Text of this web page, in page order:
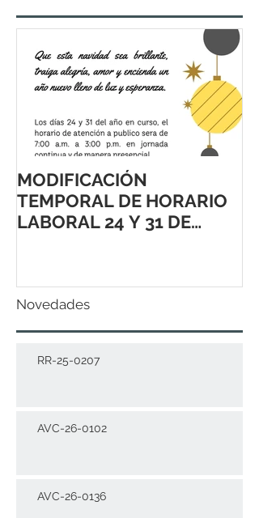
MODIFICACIÓN
TEMPORAL DE HORARIO
LABORAL 24 Y 31 DE
Novedades
RR-25-0207
AVC-26-0102
AVC-26-0136